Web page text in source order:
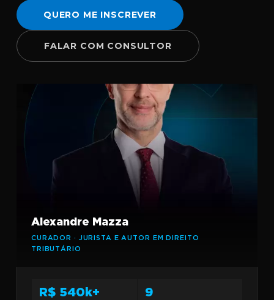
QUERO ME INSCREVER
FALAR COM CONSULTOR
Alexandre Mazza
CURADOR · JURISTA E AUTOR EM DIREITO
TRIBUTÁRIO
R$ 540k+ 9